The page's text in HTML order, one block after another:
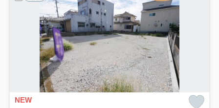
NEW